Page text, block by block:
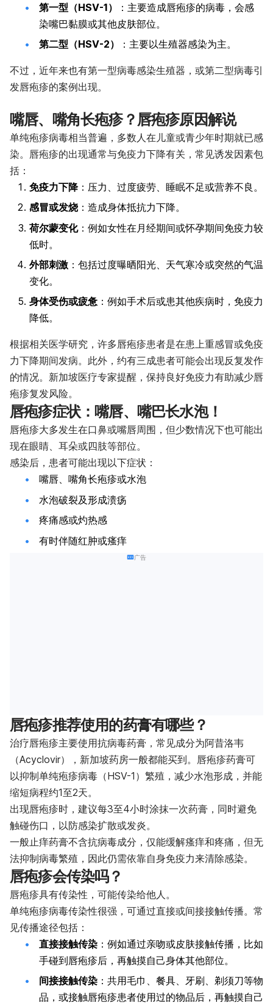
第一型（HSV-1）
：主要造成唇疱疹的病毒，会感
染嘴巴黏膜或其他皮肤部位。
第二型（HSV-2）
：主要以生殖器感染为主。
不过，近年来也有第一型病毒感染生殖器，或第二型病毒引
发唇疱疹的案例出现。
嘴唇、嘴角长疱疹？唇疱疹原因解说
单纯疱疹病毒相当普遍，多数人在儿童或青少年时期就已感
染。唇疱疹的出现通常与免疫力下降有关，常见诱发因素包
括：
免疫力下降：压力、过度疲劳、睡眠不足或营养不良。
感冒或发烧 ：造成身体抵抗力下降。
荷尔蒙变化：例如女性在月经期间或怀孕期间免疫力较
低时。
外部刺激 ：包括过度曝晒阳光、天气寒冷或突然的气温
变化。
身体受伤或疲惫 ：例如手术后或患其他疾病时，免疫力
降低。
根据相关医学研究，许多唇疱疹患者是在患上重感冒或免疫
力下降期间发病。此外，约有三成患者可能会出现反复发作
的情况。新加坡医疗专家提醒，保持良好免疫力有助减少唇
疱疹复发风险。
唇疱疹症状：嘴唇、嘴巴长水泡！
唇疱疹大多发生在口鼻或嘴唇周围，但少数情况下也可能出
现在眼睛、耳朵或四肢等部位。
感染后，患者可能出现以下症状：
嘴唇、嘴角长疱疹或水泡
水泡破裂及形成溃疡
疼痛感或灼热感
有时伴随红肿或瘙痒
广告
唇疱疹推荐使用的药膏有哪些？
治疗唇疱疹主要使用抗病毒药膏，常见成分为阿昔洛韦
（Acyclovir），新加坡药房一般都能买到。唇疱疹药膏可
以抑制单纯疱疹病毒（HSV-1）繁殖，减少水泡形成，并能
缩短病程约1至2天。
出现唇疱疹时，建议每3至4小时涂抹一次药膏，同时避免
触碰伤口，以防感染扩散或发炎。
一般止痒药膏不含抗病毒成分，仅能缓解瘙痒和疼痛，但无
法抑制病毒繁殖，因此仍需依靠自身免疫力来清除感染。
唇疱疹会传染吗？
唇疱疹具有传染性，可能传染给他人。
单纯疱疹病毒传染性很强，可通过直接或间接接触传播。常
见传播途径包括：
直接接触传染 ：例如通过亲吻或皮肤接触传播，比如
手碰到唇疱疹后，再触摸自己身体其他部位。
间接接触传染 ：共用毛巾、餐具、牙刷、剃须刀等物
品，或接触唇疱疹患者使用过的物品后，再触摸自己